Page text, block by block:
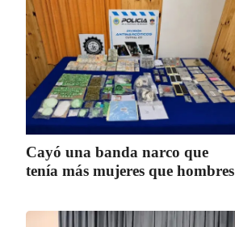
Cayó una banda narco que
tenía más mujeres que hombres